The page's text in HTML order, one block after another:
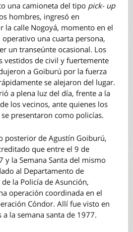
una camioneta del tipo pick- up
hombres, ingresó en
la calle Nogoyá, momento en el
operativo una cuarta persona,
un transeúnte ocasional. Los
vestidos de civil y fuertemente
a Goiburú por la fuerza
se alejaron del lugar.
a plena luz del día, frente a la
los vecinos, ante quienes los
presentaron como policías.
posterior de Agustín Goiburú,
que entre el 9 de
y la Semana Santa del mismo
al Departamento de
la Policía de Asunción,
operación coordinada en el
Cóndor. Allí fue visto en
a la semana santa de 1977.